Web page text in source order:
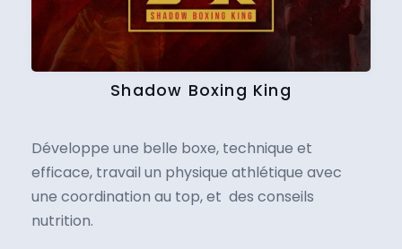
Shadow Boxing King
Développe une belle boxe, technique et
efficace, travail un physique athlétique avec
une coordination au top, et des conseils
nutrition.